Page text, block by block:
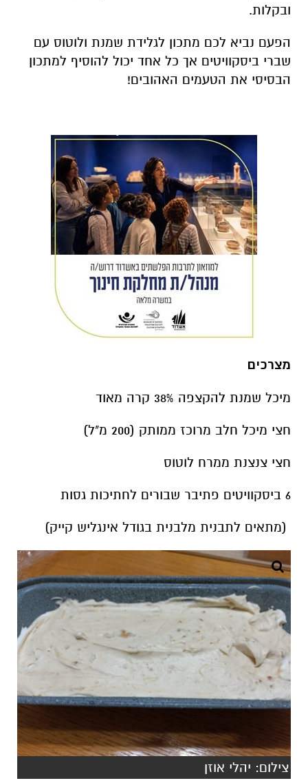
ובקלות.
הפעם נביא לכם מתכון לגלידת שמנת ולוטוס עם
שברי ביסקוויטים אך כל אחד יכול להוסיף למתכון
הבסיסי את הטעמים האהובים!
מצרכים
מיכל שמנת להקצפה 38% קרה מאוד
חצי מיכל חלב מרוכז ממותק (200 מ"ל)
חצי צנצנת ממרח לוטוס
6 ביסקוויטים פתיבר שבורים לחתיכות גסות
(מתאים לתבנית מלבנית בגודל אינגליש קייק)
צילום: יהלי אוזן